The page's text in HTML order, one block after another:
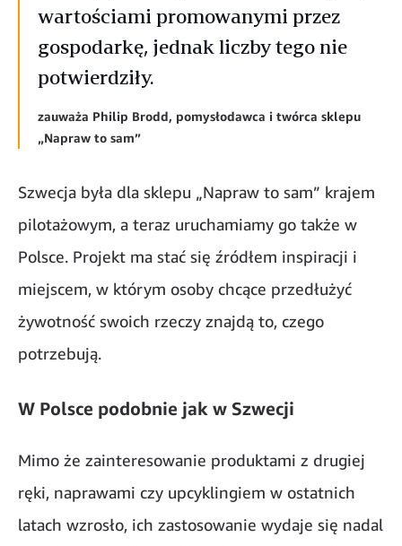
wartościami promowanymi przez
gospodarkę, jednak liczby tego nie
potwierdziły.
zauważa Philip Brodd, pomysłodawca i twórca sklepu
„Napraw to sam”
Szwecja była dla sklepu „Napraw to sam” krajem
pilotażowym, a teraz uruchamiamy go także w
Polsce. Projekt ma stać się źródłem inspiracji i
miejscem, w którym osoby chcące przedłużyć
żywotność swoich rzeczy znajdą to, czego
potrzebują.
W Polsce podobnie jak w Szwecji
Mimo że zainteresowanie produktami z drugiej
ręki, naprawami czy upcyklingiem w ostatnich
latach wzrosło, ich zastosowanie wydaje się nadal